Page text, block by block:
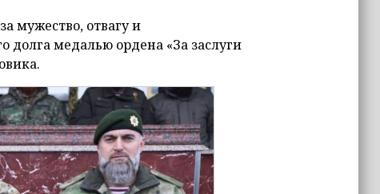
мужество, отвагу и
долга медалью ордена «За заслуги